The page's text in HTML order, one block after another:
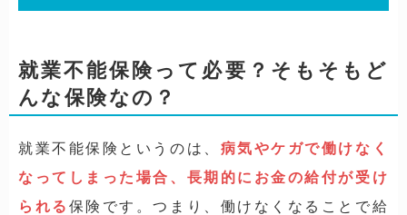
就業不能保険って必要？そもそもど
んな保険なの？
就業不能保険というのは、 病気やケガで働けなく
なってしまった場合、長期的にお金の給付が受け
られる 保険です。つまり、働けなくなることで給